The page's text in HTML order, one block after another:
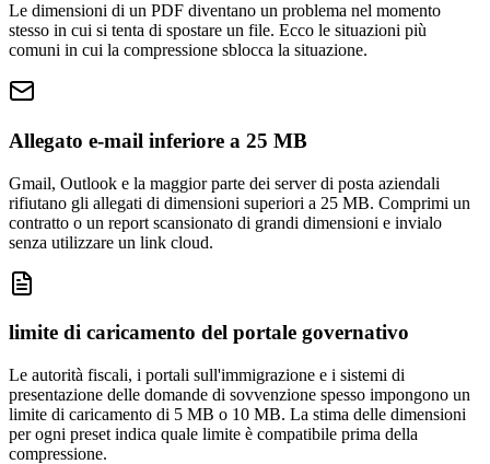
Le dimensioni di un PDF diventano un problema nel momento
stesso in cui si tenta di spostare un file. Ecco le situazioni più
comuni in cui la compressione sblocca la situazione.
Allegato e-mail inferiore a 25 MB
Gmail, Outlook e la maggior parte dei server di posta aziendali
rifiutano gli allegati di dimensioni superiori a 25 MB. Comprimi un
contratto o un report scansionato di grandi dimensioni e invialo
senza utilizzare un link cloud.
limite di caricamento del portale governativo
Le autorità fiscali, i portali sull'immigrazione e i sistemi di
presentazione delle domande di sovvenzione spesso impongono un
limite di caricamento di 5 MB o 10 MB. La stima delle dimensioni
per ogni preset indica quale limite è compatibile prima della
compressione.